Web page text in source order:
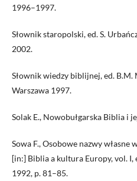
1996–1997.
Słownik staropolski, ed. S.
2002.
Słownik wiedzy biblijnej, ed. B.M.
Warszawa 1997.
Solak E., Nowobułgarska Biblia i
Sowa F., Osobowe nazwy
[in:] Biblia a kultura Europy, vol. I,
1992, p. 81–85.